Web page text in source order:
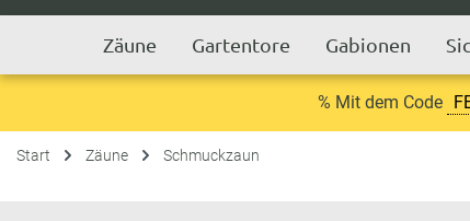
Zäune Gartentore Gabionen
% Mit dem Code
Start Zäune Schmuckzaun